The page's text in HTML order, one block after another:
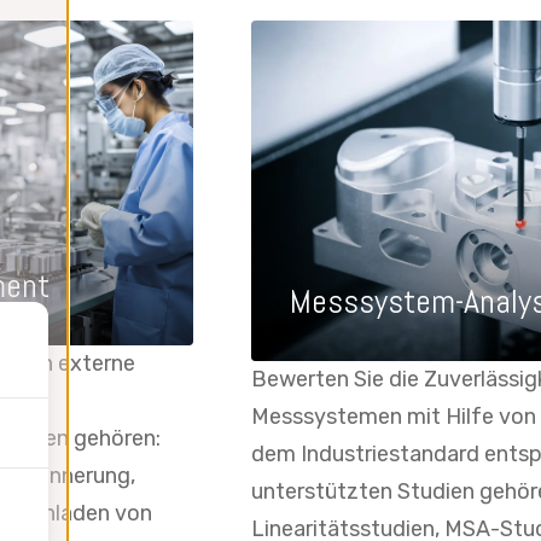
auch externe
gehören:
Erinnerung,
von
Messsystem-
Bewerten Sie die
Messsystemen mit Hilfe
dem Industriestandard
unterstützten Studien
Linearitätsstudien, MSA-